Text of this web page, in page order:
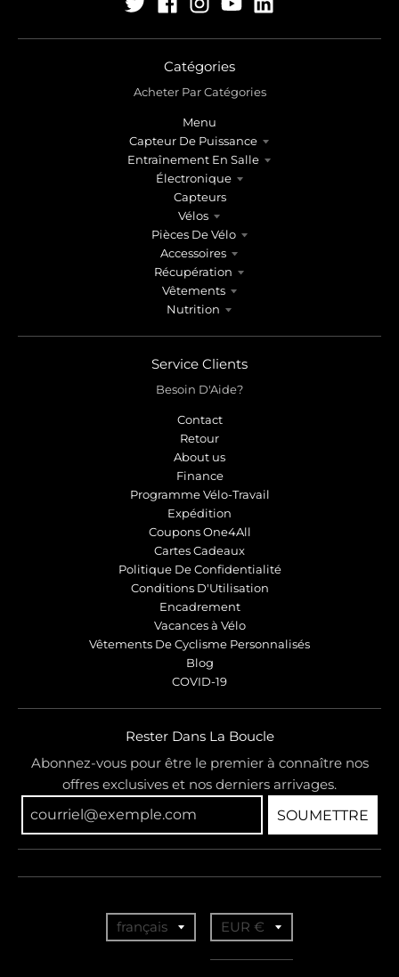
Catégories
Acheter Par Catégories
Menu
Capteur De Puissance
Entraînement En Salle
Électronique
Capteurs
Vélos
Pièces De Vélo
Accessoires
Récupération
Vêtements
Nutrition
Service Clients
Besoin D'Aide?
Contact
Retour
About us
Finance
Programme Vélo-Travail
Expédition
Coupons One4All
Cartes Cadeaux
Politique De Confidentialité
Conditions D'Utilisation
Encadrement
Vacances à Vélo
Vêtements De Cyclisme Personnalisés
Blog
COVID-19
Rester Dans La Boucle
Abonnez-vous pour être le premier à connaître nos
offres exclusives et nos derniers arrivages.
SOUMETTRE
français EUR €